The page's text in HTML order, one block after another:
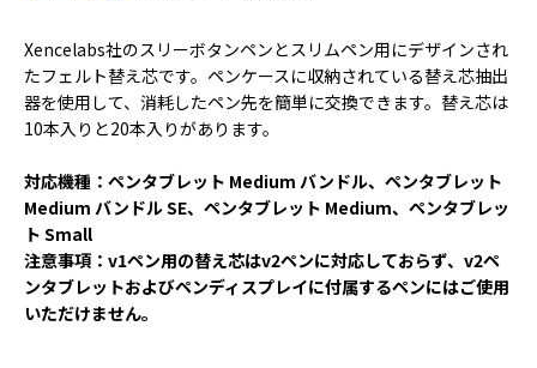
Xencelabs社のスリーボタンペンとスリムペン用にデザインされ
たフェルト替え芯です。ペンケースに収納されている替え芯抽出
器を使用して、消耗したペン先を簡単に交換できます。替え芯は
10本入りと20本入りがあります。
対応機種：ペンタブレット Medium バンドル、ペンタブレット
Medium バンドル SE、ペンタブレット Medium、ペンタブレッ
ト Small
注意事項：v1ペン用の替え芯はv2ペンに対応しておらず、v2ペ
ンタブレットおよびペンディスプレイに付属するペンにはご使用
いただけません。